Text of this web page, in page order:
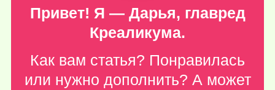
Привет! Я — Дарья, главред
Креаликума.
Как вам статья? Понравилась
или нужно дополнить? А может